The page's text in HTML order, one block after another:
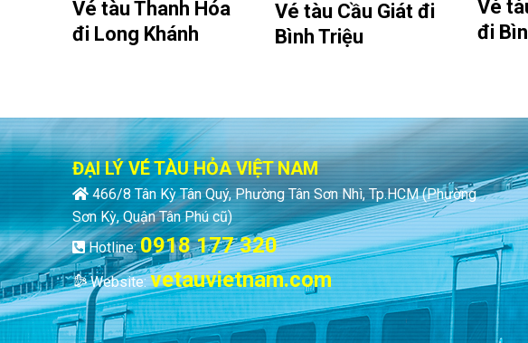
Vé tàu Thanh Hóa
đi Long Khánh
Vé tàu Cầu Giát đi
Bình Triệu
Vé
đi
ĐẠI LÝ VÉ TÀU HỎA VIỆT NAM
466/8 Tân Kỳ Tân Quý, Phường Tân Sơn Nhì, Tp.HCM(Phường
Sơn Kỳ, Quận Tân Phú cũ)
Hotline:0918 177 320
Website:vetauvietnam.com